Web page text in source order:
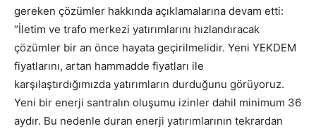
gereken çözümler hakkında açıklamalarına devam etti:
“İletim ve trafo merkezi yatırımlarını hızlandıracak
çözümler bir an önce hayata geçirilmelidir. Yeni YEKDEM
fiyatlarını, artan hammadde fiyatları ile
karşılaştırdığımızda yatırımların durduğunu görüyoruz.
Yeni bir enerji santralın oluşumu izinler dahil minimum 36
aydır. Bu nedenle duran enerji yatırımlarının tekrardan